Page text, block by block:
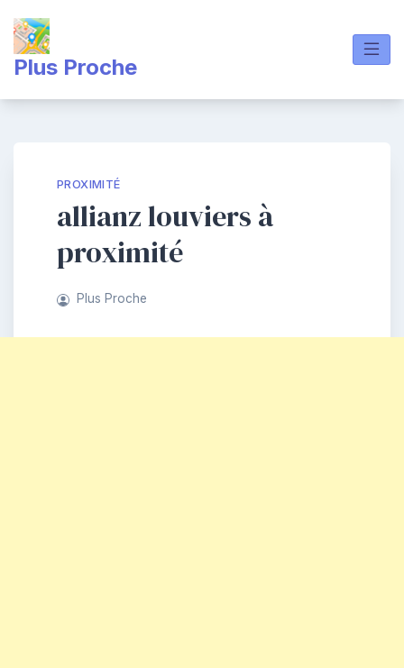
content
Plus Proche
PROXIMITÉ
allianz louviers à
proximité
Plus Proche